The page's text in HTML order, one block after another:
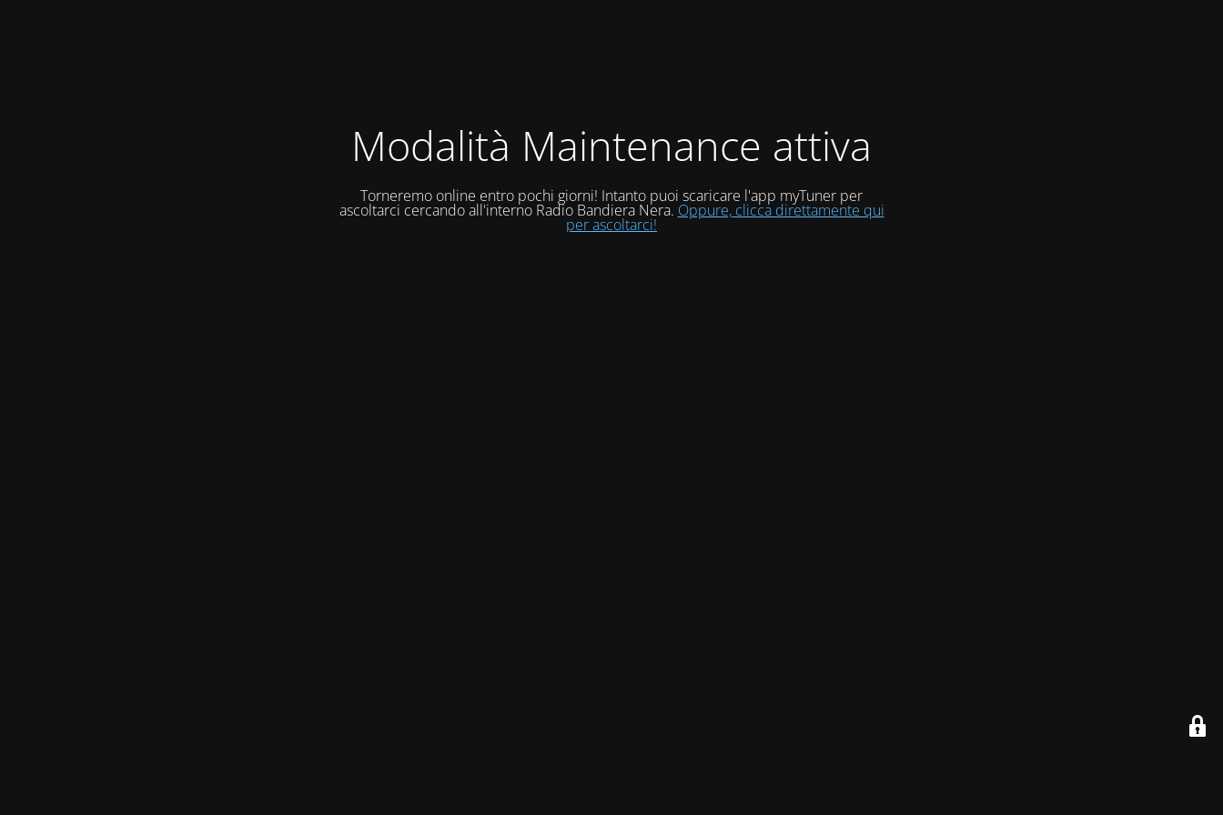
Modalità Maintenance attiva
Torneremo online entro pochi giorni! Intanto puoi scaricare l'app myTuner per
ascoltarci cercando all'interno Radio Bandiera Nera. Oppure, clicca direttamente qui
per ascoltarci!